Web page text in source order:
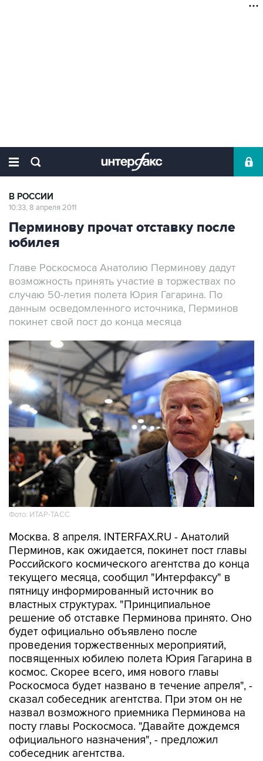
В РОССИИ
10:33, 8 апреля 2011
Перминову прочат отставку после
юбилея
Главе Роскосмоса Анатолию Перминову дадут
возможность принять участие в торжествах по
случаю 50-летия полета Юрия Гагарина. По
данным осведомленного источника, Перминов
покинет свой пост до конца месяца
Фото: ИТАР-ТАСС
Москва. 8 апреля. INTERFAX.RU - Анатолий
Перминов, как ожидается, покинет пост главы
Российского космического агентства до конца
текущего месяца, сообщил "Интерфаксу" в
пятницу информированный источник во
властных структурах. "Принципиальное
решение об отставке Перминова принято. Оно
будет официально объявлено после
проведения торжественных мероприятий,
посвященных юбилею полета Юрия Гагарина в
космос. Скорее всего, имя нового главы
Роскосмоса будет названо в течение апреля", -
сказал собеседник агентства. При этом он не
назвал возможного приемника Перминова на
посту главы Роскосмоса. "Давайте дождемся
официального назначения", - предложил
собеседник агентства.